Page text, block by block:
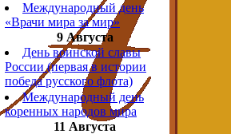
Международный день
«Врачи мира за мир»
9 Августа
День воинской славы
России (первая в истории
победа русского флота)
Международный день
коренных народов мира
11 Августа